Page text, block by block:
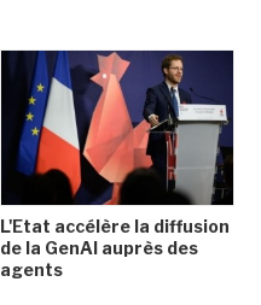
L'Etat accélère la diffusion
de la GenAI auprès des
agents